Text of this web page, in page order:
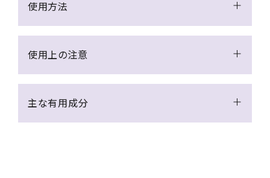
使用方法
週に1、2回、夜、洗顔後ローションで整え、適量を手
に取り、顔と首になじませ、そのままおやすみいた
布して15分ほどおいた後、余分なマスクをティッシ
ュで軽く拭き取ります。必要であればぬるま湯で洗
い流してください。
使用上の注意
●傷やはれもの、湿疹等異常のあるところにはお
使いにならないでください。 ●お肌に異常が生じ
主な有用成分